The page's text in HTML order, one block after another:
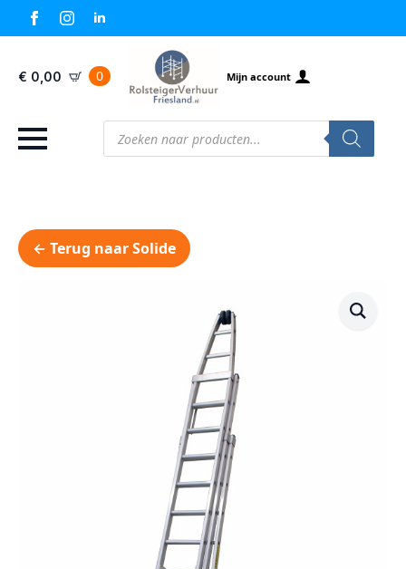
€ 0,00 0 Mijn account
Producten
zoeken
← Terug naar Solide